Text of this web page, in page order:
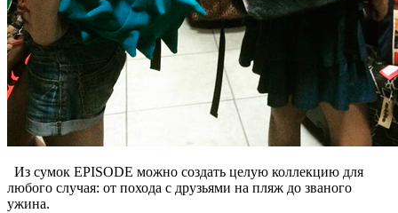
Из сумок EPISODE можно создать целую коллекцию для
любого случая: от похода с друзьями на пляж до званого
ужина.